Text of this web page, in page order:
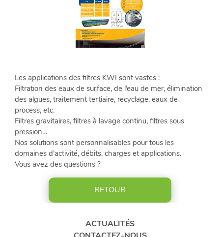
TÉLÉCHARGEMENTS
ACTUALITÉS
RÉFÉRENCES
&
VIDÉOS
LinkedIn
FR
Les applications des filtres KWI sont vastes :
Filtration des eaux de surface, de l’eau de mer, élimination
des algues, traitement tertiaire, recyclage, eaux de
process, etc.
Filtres gravitaires, filtres à lavage continu, filtres sous
pression…
Nos solutions sont personnalisables pour tous les
domaines d’activité, débits, charges et applications.
Vous avez des questions ?
RETOUR
ACTUALITÉS